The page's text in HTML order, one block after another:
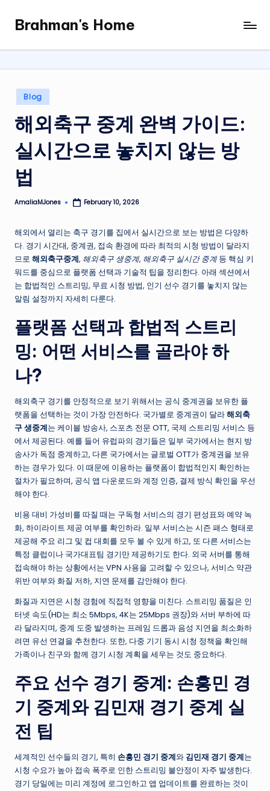
content
Brahman's Home
Spiritual
and
it
all
Posted
in
Blog
해외축구 중계 완벽 가이드:
실시간으로 놓치지 않는 방
법
Posted
AmaliaMJones February 10, 2026
해외에서 열리는 축구 경기를 집에서 실시간으로 보는 방법은 다양하
다. 경기 시간대, 중계권, 접속 환경에 따라 최적의 시청 방법이 달라지
므로 해외축구중계, 해외축구 생중계, 해외축구 실시간 중계등 핵심 키
워드를 중심으로 플랫폼 선택과 기술적 팁을 정리한다. 아래 섹션에서
는 합법적인 스트리밍, 무료 시청 방법, 인기 선수 경기를 놓치지 않는
알림 설정까지 자세히 다룬다.
플랫폼 선택과 합법적 스트리
밍: 어떤 서비스를 골라야 하
나?
해외축구 경기를 안정적으로 보기 위해서는 공식 중계권을 보유한 플
랫폼을 선택하는 것이 가장 안전하다. 국가별로 중계권이 달라해외축
구 생중계는 케이블 방송사, 스포츠 전문 OTT, 국제 스트리밍 서비스 등
에서 제공된다. 예를 들어 유럽파의 경기들은 일부 국가에서는 현지 방
송사가 독점 중계하고, 다른 국가에서는 글로벌 OTT가 중계권을 보유
하는 경우가 있다. 이 때문에 이용하는 플랫폼이 합법적인지 확인하는
절차가 필요하며, 공식 앱 다운로드와 계정 인증, 결제 방식 확인을 우선
해야 한다.
비용 대비 가성비를 따질 때는 구독형 서비스의 경기 편성표와 예약 녹
화, 하이라이트 제공 여부를 확인하라. 일부 서비스는 시즌 패스 형태로
제공해 주요 리그 및 컵 대회를 모두 볼 수 있게 하고, 또 다른 서비스는
특정 클럽이나 국가대표팀 경기만 제공하기도 한다. 외국 서버를 통해
접속해야 하는 상황에서는 VPN 사용을 고려할 수 있으나, 서비스 약관
위반 여부와 화질 저하, 지연 문제를 감안해야 한다.
화질과 지연은 시청 경험에 직접적 영향을 미친다. 스트리밍 품질은 인
터넷 속도(HD는 최소 5Mbps, 4K는 25Mbps 권장)와 서버 부하에 따
라 달라지며, 중계 도중 발생하는 프레임 드롭과 음성 지연을 최소화하
려면 유선 연결을 추천한다. 또한, 다중 기기 동시 시청 정책을 확인해
가족이나 친구와 함께 경기 시청 계획을 세우는 것도 중요하다.
주요 선수 경기 중계: 손흥민 경
기 중계와 김민재 경기 중계 실
전 팁
세계적인 선수들의 경기, 특히 손흥민 경기 중계와 김민재 경기 중계는
시청 수요가 높아 접속 폭주로 인한 스트리밍 불안정이 자주 발생한다.
경기 당일에는 미리 계정에 로그인하고 앱 업데이트를 완료하는 것이